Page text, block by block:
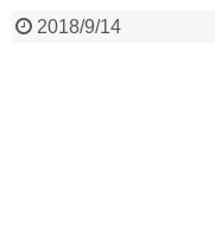
2018/9/14